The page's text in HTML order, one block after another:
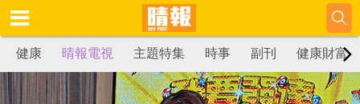
健康 晴報電視 主題特集 時事 副刊 健康財富